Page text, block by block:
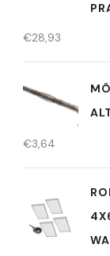
€28,93
€3,64